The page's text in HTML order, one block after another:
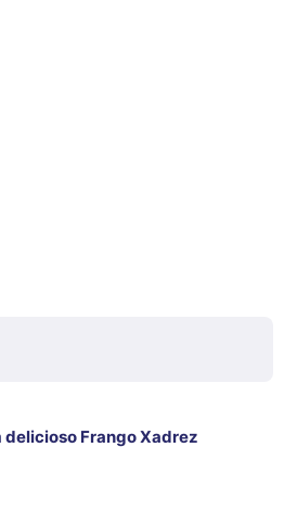
delicioso Frango Xadrez